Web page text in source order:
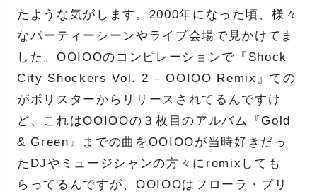
たような気がします。2000年になった頃、様々
なパーティーシーンやライブ会場で見かけてま
した。OOIOOのコンピレーションで『Shock
City Shockers Vol. 2 – OOIOO Remix』ての
がポリスターからリリースされてるんですけ
ど、これはOOIOOの３枚目のアルバム『Gold
& Green』までの曲をOOIOOが当時好きだっ
たDJやミュージシャンの方々にremixしても
らってるんですが、OOIOOはフローラ・プリ